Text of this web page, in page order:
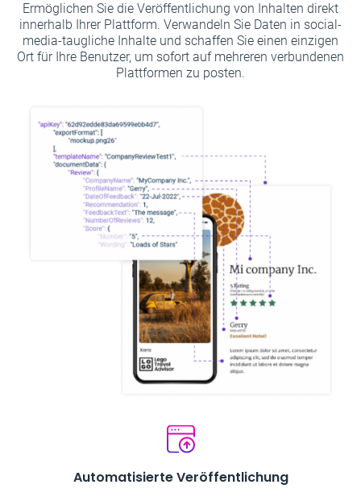
Ermöglichen Sie die Veröffentlichung von Inhalten direkt
innerhalb Ihrer Plattform. Verwandeln Sie Daten in social-
media-taugliche Inhalte und schaffen Sie einen einzigen
Ort für Ihre Benutzer, um sofort auf mehreren verbundenen
Plattformen zu posten.
Automatisierte Veröffentlichung